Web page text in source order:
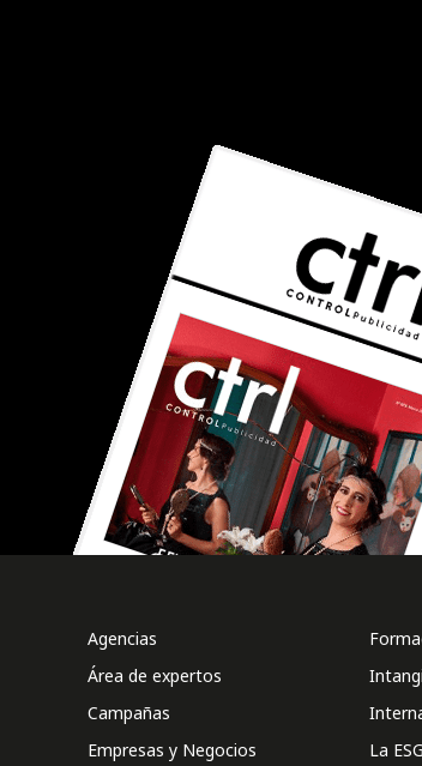
Agencias
Área de expertos
Campañas
Empresas y Negocios
La